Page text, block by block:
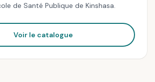
de Santé Publique de Kinshasa.
Voir le catalogue